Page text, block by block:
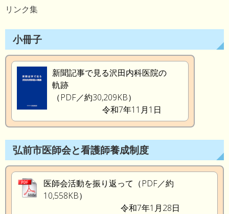
リンク集
小冊子
新聞記事で見る沢田内科医院の
軌跡
（PDF／約30,209KB）
令和7年11月1日
弘前市医師会と看護師養成制度
医師会活動を振り返って（PDF／約
10,558KB）
令和7年1月28日